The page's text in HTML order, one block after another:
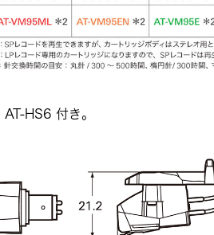
HS6 付き。